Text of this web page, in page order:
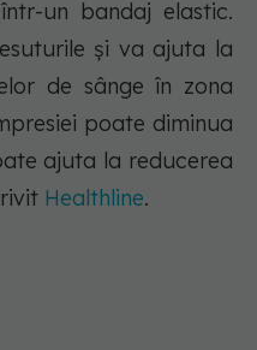
un bandaj elastic.
și va ajuta la
de sânge în zona
poate diminua
ajuta la reducerea
Healthline.